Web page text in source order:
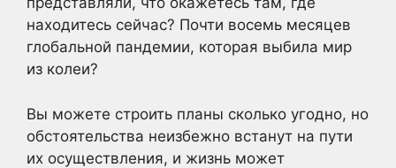
находитесь сейчас? Почти восемь месяцев
глобальной пандемии, которая выбила мир
из колеи?
Вы можете строить планы сколько угодно, но
обстоятельства неизбежно встанут на пути
их осуществления, и жизнь может